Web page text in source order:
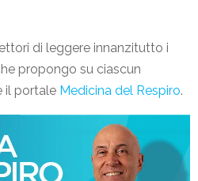
di leggere innanzitutto i
propongo su ciascun
il portale Medicina del Respiro.